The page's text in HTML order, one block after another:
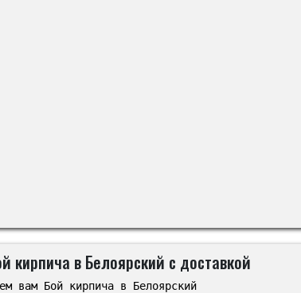
кирпича в Белоярский с доставкой
вам Бой кирпича в Белоярский